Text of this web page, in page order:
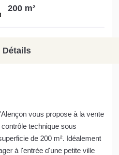
200 m²
Détails
vous propose à la vente
technique sous
de 200 m². Idéalement
à l'entrée d'une petite ville